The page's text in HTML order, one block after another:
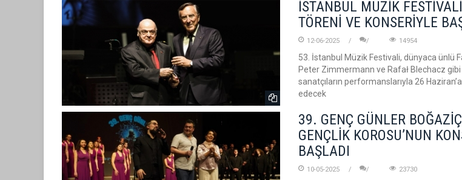
İSTANBUL MÜZİK
TÖRENİ VE KONSERİYLE
12-06-2025 14954
53. İstanbul Müzik Festivali, dünyaca ünlü
Peter Zimmermann ve Rafał Blechacz
sanatçıların performanslarıyla 26
edecek
39. GENÇ GÜNLER
GENÇLİK KOROSU’NUN
BAŞLADI
10-05-2025 23730